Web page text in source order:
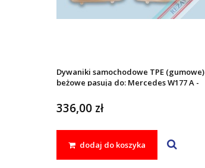
Dywaniki samochodowe TPE (gumowe)
beżowe pasują do: Mercedes W177 A -
2018 - , CLA II C118 2019 -
336,00 zł
dodaj do koszyka